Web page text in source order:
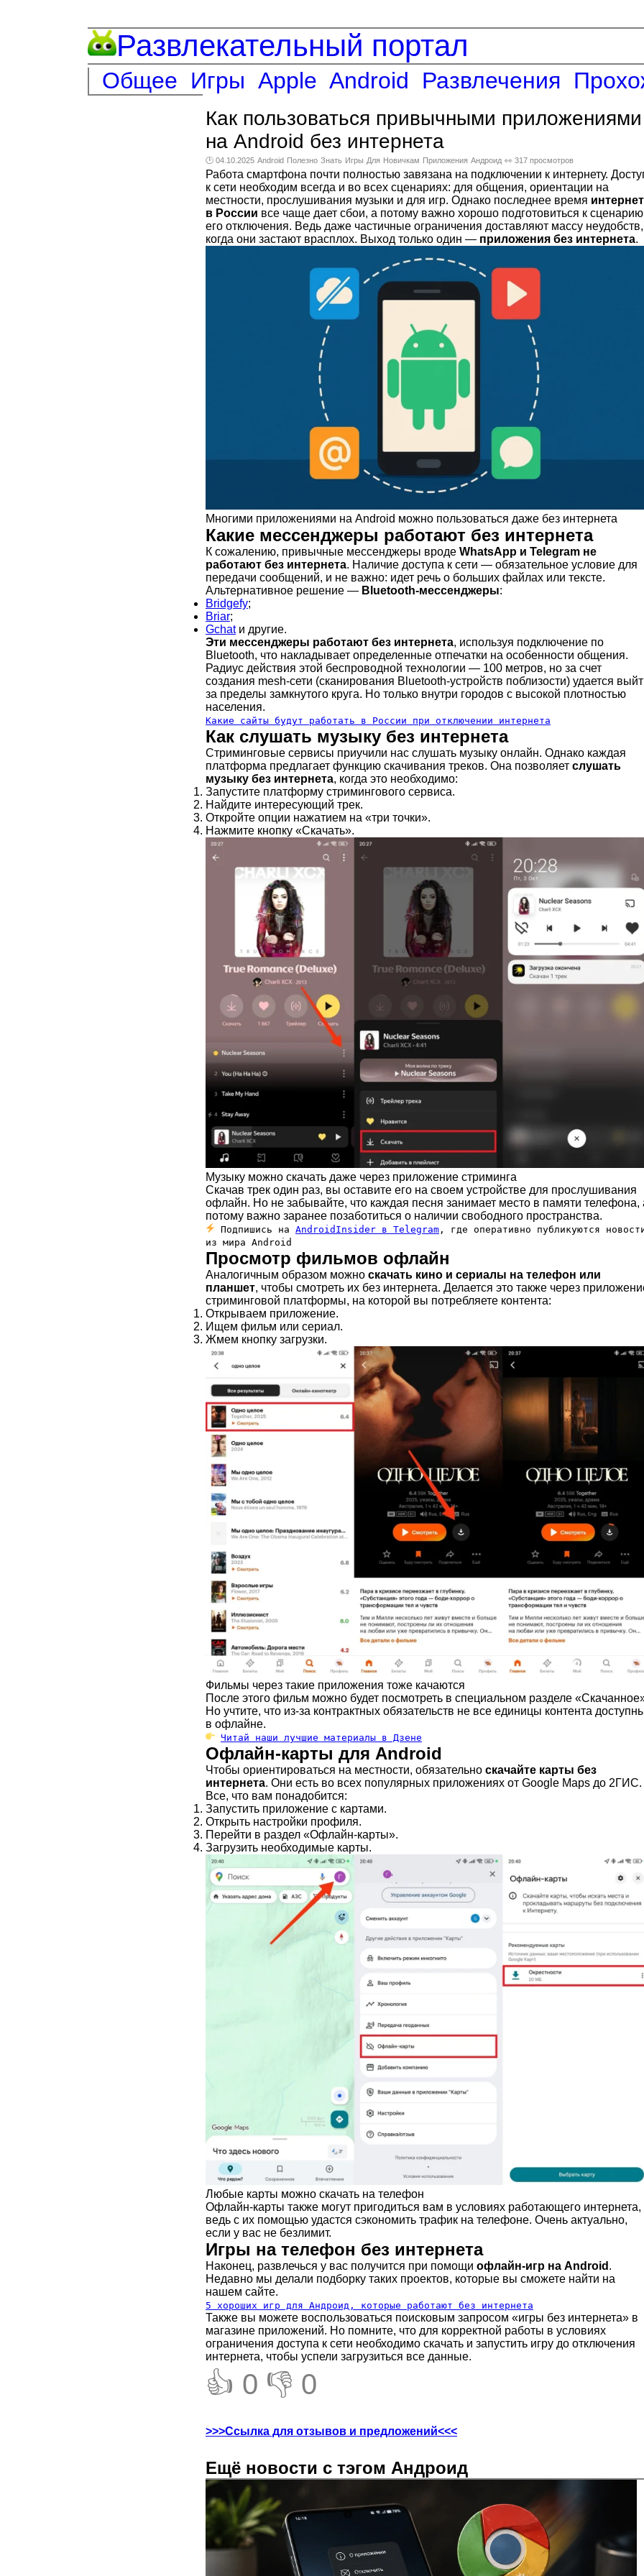
Развлекательный портал
Общее Игры Apple Android Развлечения
Как пользоваться привычными приложениями
на Android без интернета
🕑 04.10.2025 Android Полезно Знать Игры Для Новичкам Приложения Андроид 👀 317 просмотров
Работа смартфона почти полностью завязана на подключении к интернету.
к сети необходим всегда и во всех сценариях: для общения, ориентации на
местности, прослушивания музыки и для игр. Однако последнее время интернет
в России все чаще дает сбои, а потому важно хорошо подготовиться к сценарию
его отключения. Ведь даже частичные ограничения доставляют массу неудобств,
когда они застают врасплох. Выход только один — приложения без интернета.
Многими приложениями на Android можно пользоваться даже без интернета
Какие мессенджеры работают без интернета
К сожалению, привычные мессенджеры вроде WhatsApp и Telegram не
работают без интернета. Наличие доступа к сети — обязательное условие для
передачи сообщений, и не важно: идет речь о больших файлах или тексте.
Альтернативное решение — Bluetooth-мессенджеры:
Bridgefy;
Briar;
Gchatи другие.
Эти мессенджеры работают без интернета, используя подключение по
Bluetooth, что накладывает определенные отпечатки на особенности общения.
Радиус действия этой беспроводной технологии — 100 метров, но за счет
создания mesh-сети (сканирования Bluetooth-устройств поблизости) удается
за пределы замкнутого круга. Но только внутри городов с высокой плотностью
населения.
Какие сайты будут работать в России при отключении интернета
Как слушать музыку без интернета
Стриминговые сервисы приучили нас слушать музыку онлайн. Однако каждая
платформа предлагает функцию скачивания треков. Она позволяет слушать
музыку без интернета, когда это необходимо:
Запустите платформу стримингового сервиса.
Найдите интересующий трек.
Откройте опции нажатием на «три точки».
Нажмите кнопку «Скачать».
Музыку можно скачать даже через приложение стриминга
Скачав трек один раз, вы оставите его на своем устройстве для прослушивания
офлайн. Но не забывайте, что каждая песня занимает место в памяти телефона,
потому важно заранее позаботиться о наличии свободного пространства.
Подпишись на AndroidInsider в Telegram , где оперативно публикуются
из мира Android
Просмотр фильмов офлайн
Аналогичным образом можно скачать кино и сериалы на телефон или
планшет, чтобы смотреть их без интернета. Делается это также через
стриминговой платформы, на которой вы потребляете контента:
Открываем приложение.
Ищем фильм или сериал.
Жмем кнопку загрузки.
Фильмы через такие приложения тоже качаются
После этого фильм можно будет посмотреть в специальном разделе
Но учтите, что из-за контрактных обязательств не все единицы контента
в офлайне.
Читай наши лучшие материалы в Дзене
Офлайн-карты для Android
Чтобы ориентироваться на местности, обязательно скачайте карты без
интернета. Они есть во всех популярных приложениях от Google Maps до 2ГИС.
Все, что вам понадобится:
Запустить приложение с картами.
Открыть настройки профиля.
Перейти в раздел «Офлайн-карты».
Загрузить необходимые карты.
Любые карты можно скачать на телефон
Офлайн-карты также могут пригодиться вам в условиях работающего интернета,
ведь с их помощью удастся сэкономить трафик на телефоне. Очень актуально,
если у вас не безлимит.
Игры на телефон без интернета
Наконец, развлечься у вас получится при помощи офлайн-игр на Android .
Недавно мы делали подборку таких проектов, которые вы сможете найти на
нашем сайте.
5 хороших игр для Андроид, которые работают без интернета
Также вы можете воспользоваться поисковым запросом «игры без интернета» в
магазине приложений. Но помните, что для корректной работы в условиях
ограничения доступа к сети необходимо скачать и запустить игру до отключения
интернета, чтобы успели загрузиться все данные.
👍 0 👎 0
>>>Ссылка для отзывов и предложений<<<
Ещё новости с тэгом Андроид